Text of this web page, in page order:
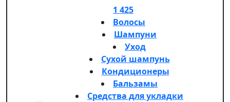
1 425
Волосы
Шампуни
Уход
Сухой шампунь
Кондиционеры
Бальзамы
Средства для укладки